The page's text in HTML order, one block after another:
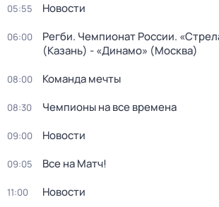
05:55 Новости
06:00
Регби. Чемпионат России.
(Казань) - «Динамо» (Москва)
08:00 Команда мечты
08:30 Чемпионы на все времена
09:00 Новости
09:05 Все на Матч!
11:00 Новости